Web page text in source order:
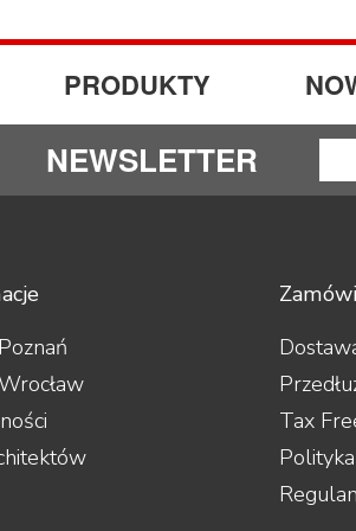
PRODUKTY
NEWSLETTER
Tax